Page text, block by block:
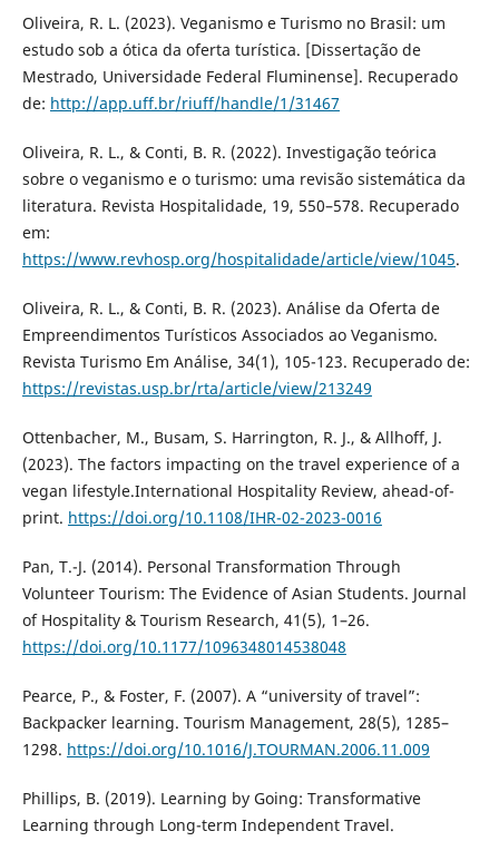
Oliveira, R. L. (2023). Veganismo e Turismo no Brasil: um
estudo sob a ótica da oferta turística. [Dissertação de
Mestrado, Universidade Federal Fluminense]. Recuperado
de: http://app.uff.br/riuff/handle/1/31467
Oliveira, R. L., & Conti, B. R. (2022). Investigação teórica
sobre o veganismo e o turismo: uma revisão sistemática da
literatura. Revista Hospitalidade, 19, 550–578. Recuperado
em:
https://www.revhosp.org/hospitalidade/article/view/1045.
Oliveira, R. L., & Conti, B. R. (2023). Análise da Oferta de
Empreendimentos Turísticos Associados ao Veganismo.
Revista Turismo Em Análise, 34(1), 105-123. Recuperado de:
https://revistas.usp.br/rta/article/view/213249
Ottenbacher, M., Busam, S. Harrington, R. J., & Allhoff, J.
(2023). The factors impacting on the travel experience of a
vegan lifestyle.International Hospitality Review, ahead-of-
print. https://doi.org/10.1108/IHR-02-2023-0016
Pan, T.-J. (2014). Personal Transformation Through
Volunteer Tourism: The Evidence of Asian Students. Journal
of Hospitality & Tourism Research, 41(5), 1–26.
https://doi.org/10.1177/1096348014538048
Pearce, P., & Foster, F. (2007). A “university of travel”:
Backpacker learning. Tourism Management, 28(5), 1285–
1298. https://doi.org/10.1016/J.TOURMAN.2006.11.009
Phillips, B. (2019). Learning by Going: Transformative
Learning through Long-term Independent Travel.